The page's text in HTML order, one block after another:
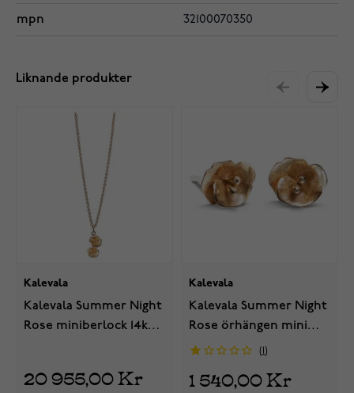
mpn 32100070350
Liknande produkter
Kalevala
Kalevala Summer Night
Rose miniberlock 14k
20 955,00 Kr
Kalevala
Kalevala Summer Night
Rose örhängen mini
brons 361000703T
1 540,00 Kr